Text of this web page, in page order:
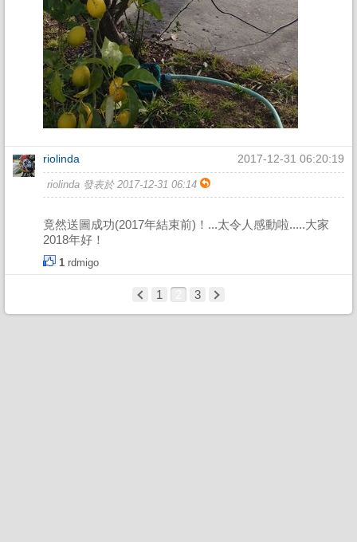
riolinda 2017-12-31 06:20:19
riolinda 發表於 2017-12-31 06:14
竟然送圖成功(2017年結束前)！...太令人感動啦.....大家
2018年好！
1 rdmigo
1 3